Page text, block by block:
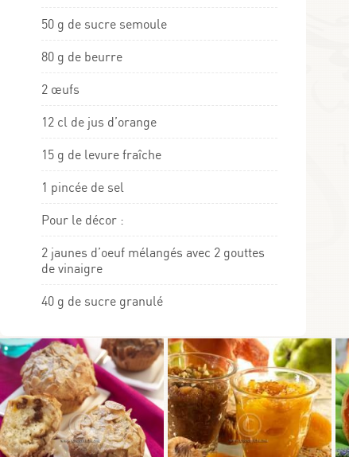
50 g de sucre semoule
80 g de beurre
2 œufs
12 cl de jus d’orange
15 g de levure fraîche
1 pincée de sel
Pour le décor :
2 jaunes d’oeuf mélangés avec 2 gouttes
de vinaigre
40 g de sucre granulé